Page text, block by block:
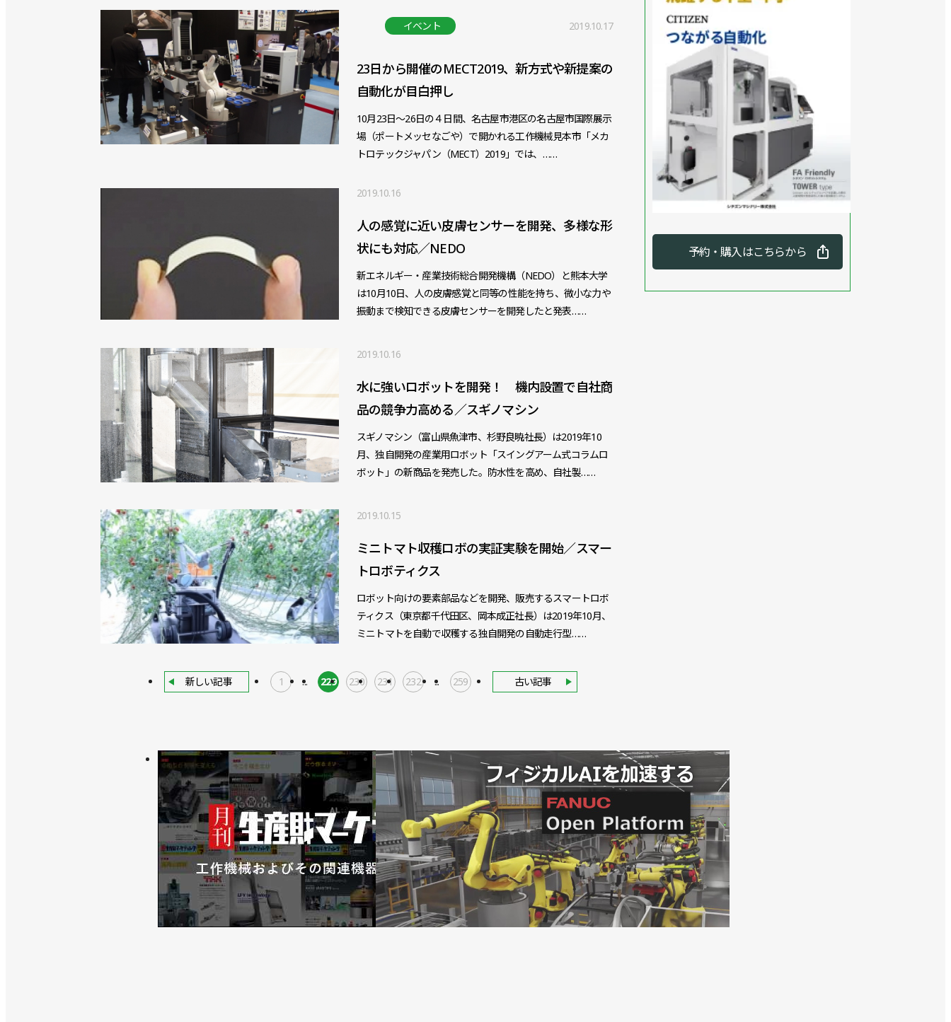
イベント 2019.10.17
23日から開催のMECT2019、新方式や新提案の
自動化が目白押し
10月23日～26日の４日間、名古屋市港区の名古屋市国際展示
場（ポートメッセなごや）で開かれる工作機械見本市「メカ
トロテックジャパン（MECT）2019」では、……
2019.10.16
人の感覚に近い皮膚センサーを開発、多様な形
状にも対応／NEDO
新エネルギー・産業技術総合開発機構（NEDO）と熊本大学
は10月10日、人の皮膚感覚と同等の性能を持ち、微小な力や
振動まで検知できる皮膚センサーを開発したと発表……
2019.10.16
水に強いロボットを開発！ 機内設置で自社商
品の競争力高める／スギノマシン
スギノマシン（富山県魚津市、杉野良暁社長）は2019年10
月、独自開発の産業用ロボット「スイングアーム式コラムロ
ボット」の新商品を発売した。防水性を高め、自社製……
2019.10.15
ミニトマト収穫ロボの実証実験を開始／スマー
トロボティクス
ロボット向けの要素部品などを開発、販売するスマートロボ
ティクス（東京都千代田区、岡本成正社長）は2019年10月、
ミニトマトを自動で収穫する独自開発の自動走行型……
新しい記事 1 ... 229 230 231 232 ... 259 古い記事
予約・購入はこちらから